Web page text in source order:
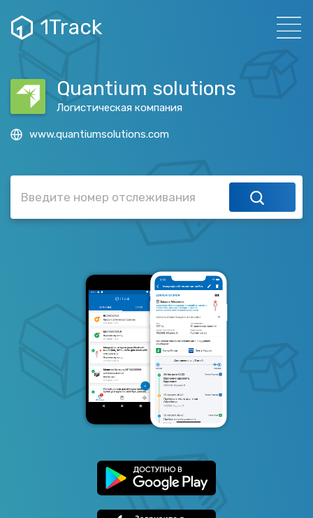
1Track
Quantium solutions
Логистическая компания
www.quantiumsolutions.com